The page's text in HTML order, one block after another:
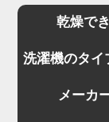
物に黒いカ
なくカビ臭
実はそれ、
黒カビや、
特に柳川市
乾燥で
洗濯機のタイ
メーカ